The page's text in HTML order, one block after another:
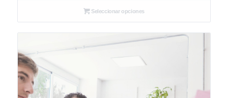
Seleccionar opciones